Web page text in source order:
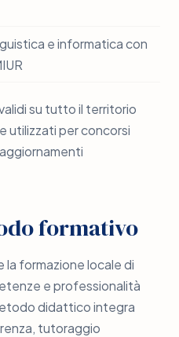
e informatica con
su tutto il territorio
utilizzati per concorsi
formativo
la formazione locale di
e professionalità
didattico integra
tutoraggio